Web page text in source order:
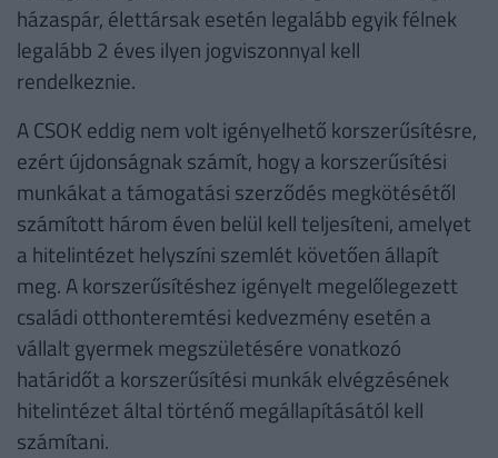
házaspár, élettársak esetén legalább egyik félnek
legalább 2 éves ilyen jogviszonnyal kell
rendelkeznie.
A CSOK eddig nem volt igényelhető korszerűsítésre,
ezért újdonságnak számít, hogy a korszerűsítési
munkákat a támogatási szerződés megkötésétől
számított három éven belül kell teljesíteni, amelyet
a hitelintézet helyszíni szemlét követően állapít
meg. A korszerűsítéshez igényelt megelőlegezett
családi otthonteremtési kedvezmény esetén a
vállalt gyermek megszületésére vonatkozó
határidőt a korszerűsítési munkák elvégzésének
hitelintézet által történő megállapításától kell
számítani.